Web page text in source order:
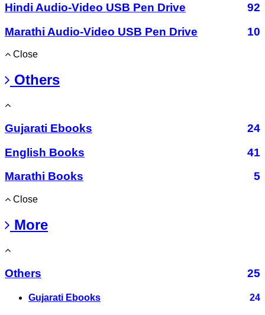
Hindi Audio-Video USB Pen Drive
92
Marathi Audio-Video USB Pen Drive
10
Close
Others
Gujarati Ebooks
24
English Books
41
Marathi Books
5
Close
More
Others 25
Gujarati Ebooks 24